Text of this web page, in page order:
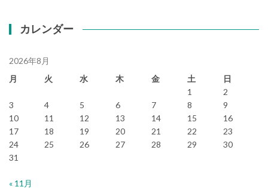
カレンダー
2026年8月
月
火 水 木 金 土
日
1
2
3
4 5 6 7 8
9
10
11 12 13 14 15
16
17
18 19 20 21 22
23
24
25 26 27 28 29
30
31
« 11月